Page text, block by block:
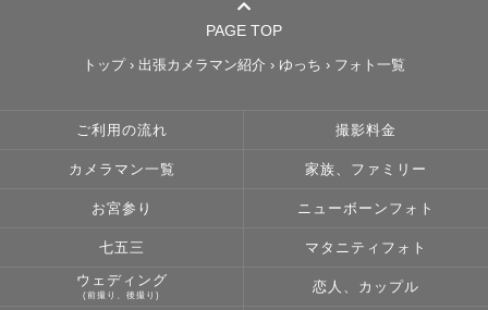
PAGE TOP
トップ› 出張カメラマン紹介 › ゆっち › フォト一覧
ご利用の流れ 撮影料金
カメラマン一覧 家族、ファミリー
お宮参り ニューボーンフォト
七五三 マタニティフォト
ウェディング
(前撮り、後撮り)
恋人、カップル